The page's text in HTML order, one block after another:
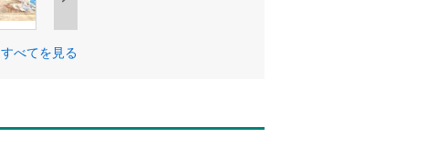
すべてを見る